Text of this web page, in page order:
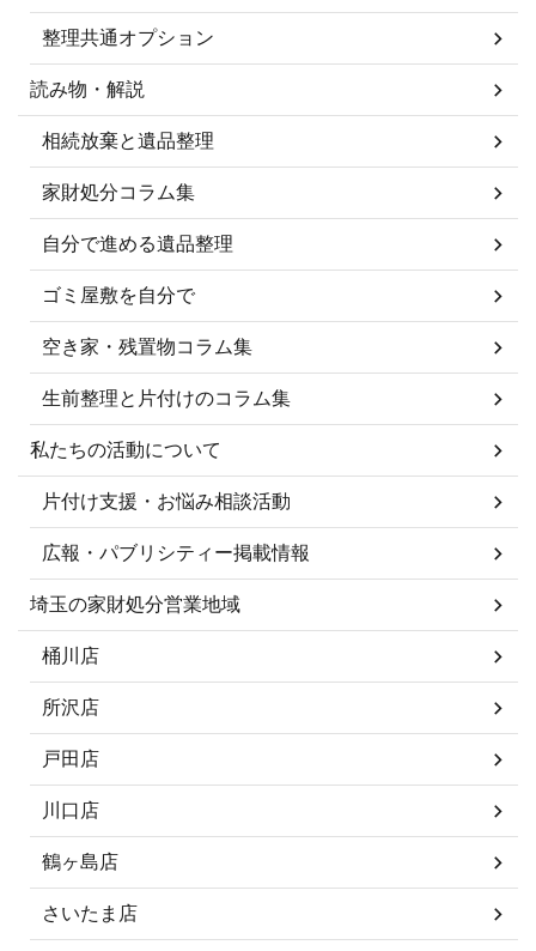
整理共通オプション
読み物・解説
相続放棄と遺品整理
家財処分コラム集
自分で進める遺品整理
ゴミ屋敷を自分で
空き家・残置物コラム集
生前整理と片付けのコラム集
私たちの活動について
片付け支援・お悩み相談活動
広報・パブリシティー掲載情報
埼玉の家財処分営業地域
桶川店
所沢店
戸田店
川口店
鶴ヶ島店
さいたま店